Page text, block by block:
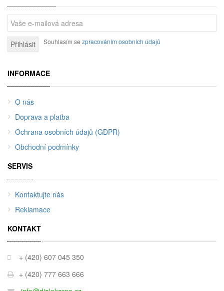
Přihlásit Souhlasím se zpracováním osobních údajů
INFORMACE
O nás
Doprava a platba
Ochrana osobních údajů (GDPR)
Obchodní podmínky
SERVIS
Kontaktujte nás
Reklamace
KONTAKT
+ (420) 607 045 350
+ (420) 777 663 666